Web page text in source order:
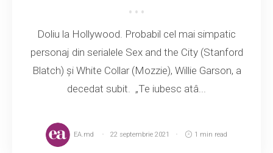
Doliu la Hollywood. Probabil cel mai simpatic
personaj din serialele Sex and the City (Stanford
Blatch) și White Collar (Mozzie), Willie Garson, a
decedat subit. „Te iubesc atâ...
EA.md 22 septembrie 2021 1 min read